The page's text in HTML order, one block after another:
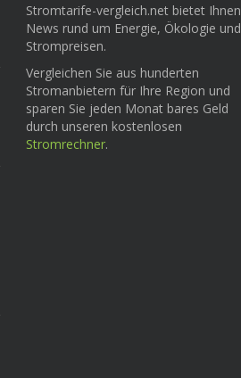
Stromtarife-vergleich.net bietet Ihnen
News rund um Energie, Ökologie und
Strompreisen.
Vergleichen Sie aus hunderten
Stromanbietern für Ihre Region und
sparen Sie jeden Monat bares Geld
durch unseren kostenlosen
Stromrechner.